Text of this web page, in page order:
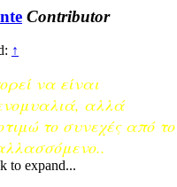
Contributor
↑
να είναι
αλλά
το συνεχές από το
to expand...